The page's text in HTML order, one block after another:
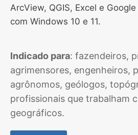
ArcView, QGIS, Excel e
com Windows 10 e 11.
Indicado para: fazendeiros,
agrimensores, engenheiros,
agrônomos, geólogos,
profissionais que trabalham
geográficos.